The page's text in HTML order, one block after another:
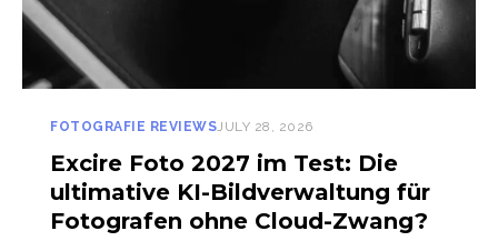
FOTOGRAFIE REVIEWSJULY 28, 2026
Excire Foto 2027 im Test: Die
ultimative KI-Bildverwaltung für
Fotografen ohne Cloud-Zwang?